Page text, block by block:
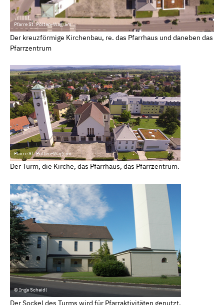
Pfarre St. Pölten-Wagram
Der kreuzförmige Kirchenbau, re. das Pfarrhaus und daneben das
Pfarrzentrum
Pfarre St. Pölten-Wagram
Der Turm, die Kirche, das Pfarrhaus, das Pfarrzentrum.
© Inge Scheidl
Der Sockel des Turms wird für Pfarraktivitäten genutzt.